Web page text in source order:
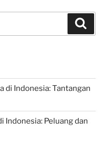
di Indonesia: Tantangan
Indonesia: Peluang dan